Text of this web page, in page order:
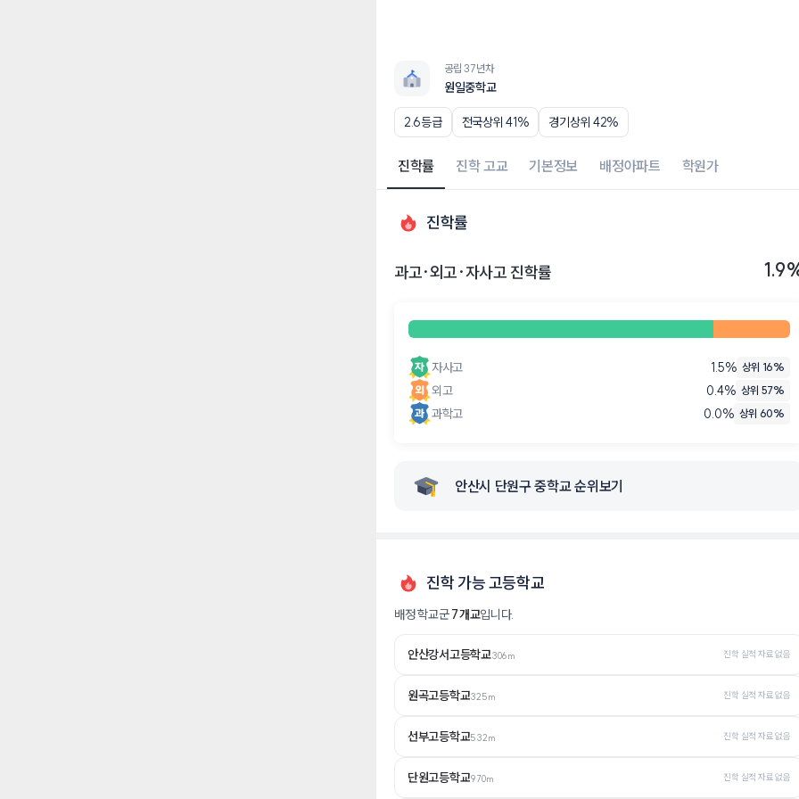
공립 37년차
원일중학교
2.6등급 전국상위 41% 경기상위 42%
진학률 진학 고교 기본정보 배정아파트 학원가
진학률
과고·외고·자사고 진학률
자사고 1.5% 상위 16%
외고 0.4% 상위 57%
과학고 0.0% 상위 60%
안산시 단원구 중학교 순위보기
진학 가능 고등학교
배정 학교군7개교입니다.
안산강서고등학교306m 진학 실적 자료 없음
원곡고등학교325m 진학 실적 자료 없음
선부고등학교532m 진학 실적 자료 없음
단원고등학교970m 진학 실적 자료 없음